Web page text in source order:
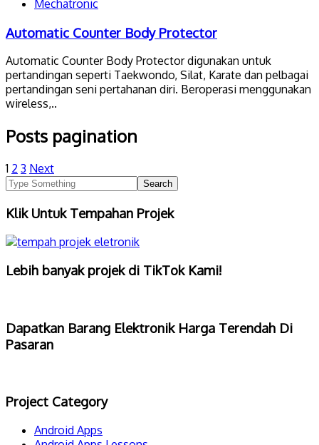
Mechatronic
Automatic Counter Body Protector
Automatic Counter Body Protector digunakan untuk
pertandingan seperti Taekwondo, Silat, Karate dan pelbagai
pertandingan seni pertahanan diri. Beroperasi menggunakan
wireless,..
Posts pagination
1 2 3 Next
Klik Untuk Tempahan Projek
Lebih banyak projek di TikTok Kami!
Dapatkan Barang Elektronik Harga Terendah Di
Pasaran
Project Category
Android Apps